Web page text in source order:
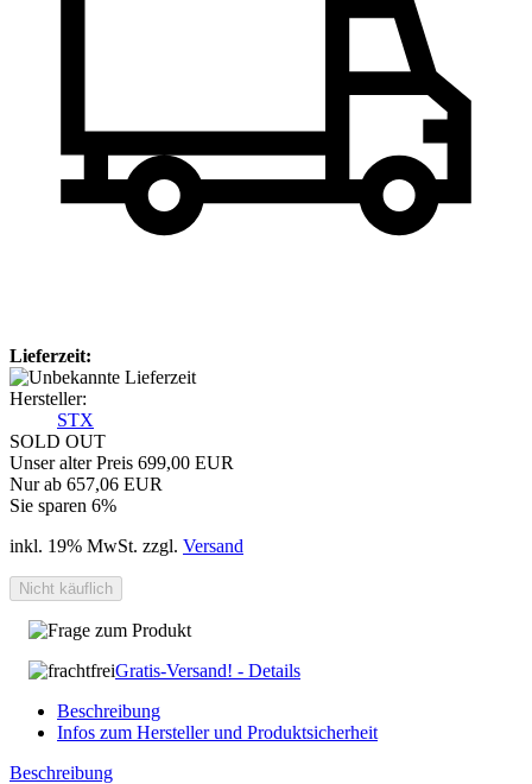
Lieferzeit:
Hersteller:
STX
SOLD OUT
Unser alter Preis 699,00 EUR
Nur ab 657,06 EUR
Sie sparen 6%
inkl. 19% MwSt. zzgl. Versand
Frage zum Produkt
Gratis-Versand! - Details
Beschreibung
Infos zum Hersteller und Produktsicherheit
Beschreibung